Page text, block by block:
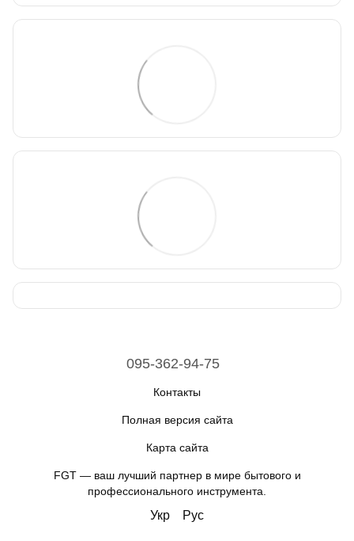
095-362-94-75
Контакты
Полная версия сайта
Карта сайта
FGT — ваш лучший партнер в мире бытового и
профессионального инструмента.
Укр Рус